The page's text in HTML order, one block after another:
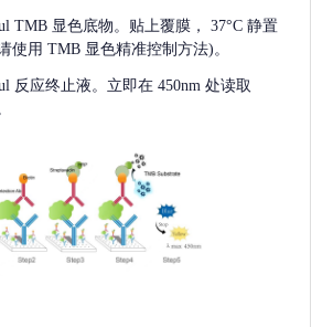
TMB 显色底物。贴上覆膜， 37°C 静置
使用 TMB 显色精准控制方法)。
反应终止液。立即在 450nm 处读取